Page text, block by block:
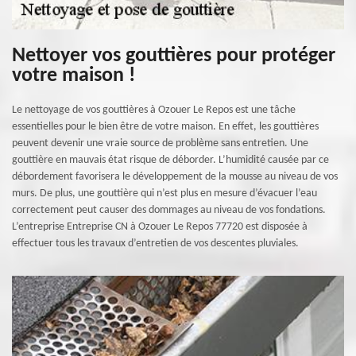
Nettoyer vos gouttières pour protéger
votre maison !
Le nettoyage de vos gouttières à Ozouer Le Repos est une tâche
essentielles pour le bien être de votre maison. En effet, les gouttières
peuvent devenir une vraie source de problème sans entretien. Une
gouttière en mauvais état risque de déborder. L’humidité causée par ce
débordement favorisera le développement de la mousse au niveau de vos
murs. De plus, une gouttière qui n’est plus en mesure d’évacuer l’eau
correctement peut causer des dommages au niveau de vos fondations.
L’entreprise Entreprise CN à Ozouer Le Repos 77720 est disposée à
effectuer tous les travaux d’entretien de vos descentes pluviales.